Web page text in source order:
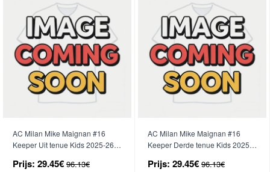
AC Milan Mike Maignan #16
Keeper Uit tenue Kids 2025-26
Prijs: 29.45€ 96.13€
AC Milan Mike Maignan #16
Keeper Derde tenue Kids 2025-
Prijs: 29.45€ 96.13€